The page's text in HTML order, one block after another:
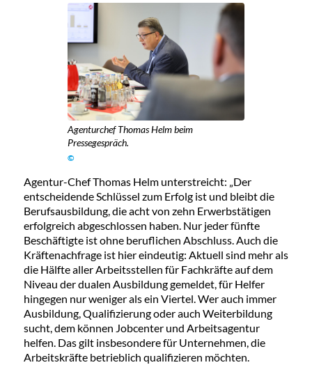
Agenturchef Thomas Helm beim
Pressegespräch.
©
Agentur-Chef Thomas Helm unterstreicht: „Der
entscheidende Schlüssel zum Erfolg ist und bleibt die
Berufsausbildung, die acht von zehn Erwerbstätigen
erfolgreich abgeschlossen haben. Nur jeder fünfte
Beschäftigte ist ohne beruflichen Abschluss. Auch die
Kräftenachfrage ist hier eindeutig: Aktuell sind mehr als
die Hälfte aller Arbeitsstellen für Fachkräfte auf dem
Niveau der dualen Ausbildung gemeldet, für Helfer
hingegen nur weniger als ein Viertel. Wer auch immer
Ausbildung, Qualifizierung oder auch Weiterbildung
sucht, dem können Jobcenter und Arbeitsagentur
helfen. Das gilt insbesondere für Unternehmen, die
Arbeitskräfte betrieblich qualifizieren möchten.